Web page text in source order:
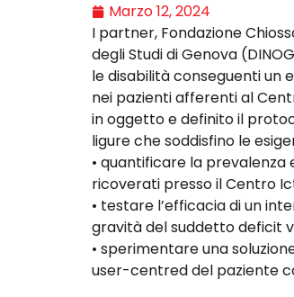
Marzo 12, 2024
I partner, Fondazione
degli Studi di Genova
le disabilità conseguenti un
nei pazienti afferenti al
in oggetto e definito il
ligure che soddisfino le
• quantificare la
ricoverati presso il Centro
• testare l’efficacia di un
gravità del suddetto deficit
• sperimentare una
user-centred del paziente